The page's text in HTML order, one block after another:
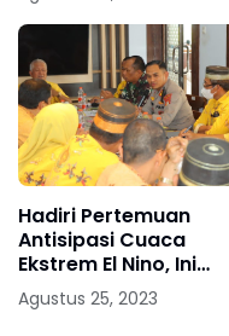
Hadiri Pertemuan
Antisipasi Cuaca
Ekstrem El Nino, Ini
Arahan Kapolres
Soppeng
Agustus 25, 2023